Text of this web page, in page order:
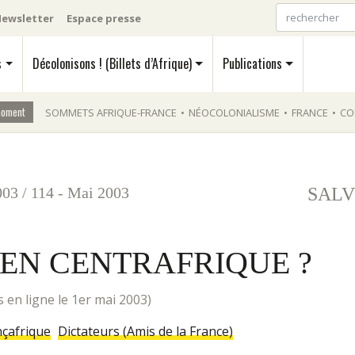
Espace presse
Décolonisons ! (Billets d’Afrique) Publications
SOMMETS AFRIQUE-FRANCE • NÉOCOLONIALISME • FRANCE •
/ 114 - Mai 2003
CENTRAFRIQUE ?
en ligne le 1er mai 2003)
Dictateurs (Amis de la France)